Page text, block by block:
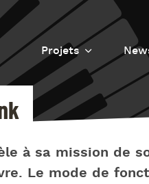
Projets
Introduction
Resurrection
à sa mission de
Le mode de